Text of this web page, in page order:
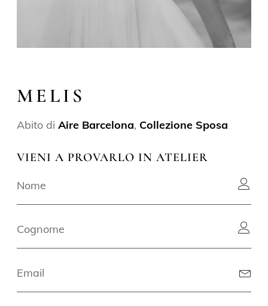
MELIS
Abito diAire Barcelona, Collezione Sposa
VIENI A PROVARLO IN ATELIER